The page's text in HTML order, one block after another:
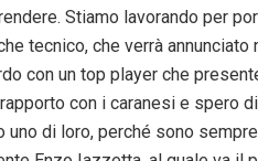
Stiamo lavorando per
tecnico, che verrà
con un top player che
con i caranesi e spero
di loro, perché sono